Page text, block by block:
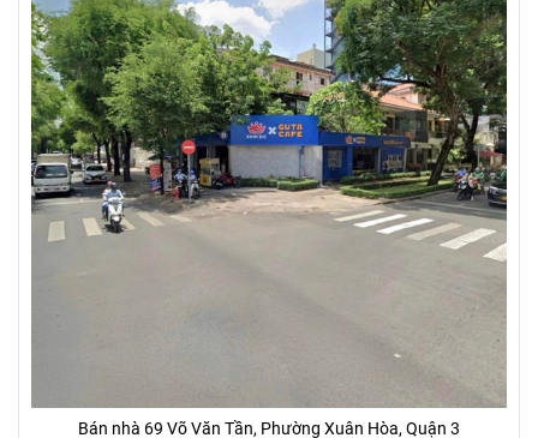
Bán nhà 69 Võ Văn Tần, Phường Xuân Hòa, Quận 3